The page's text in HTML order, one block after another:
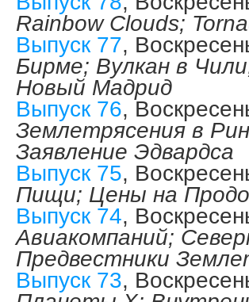
Rainbow Clouds;
Выпуск 77,
Бирме; Вулкан в
Новый Мадрид
Выпуск 76,
Землетрясения в
Заявление Эдвардса
Выпуск 75,
Пищи; Цены на
Выпуск 74,
Авиакомпаний;
Предвестники
Выпуск 73,